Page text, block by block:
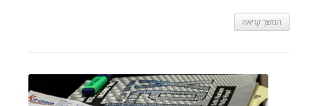
המשך קריאה